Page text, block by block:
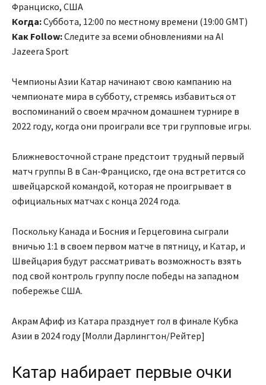
Франциско, США
Когда:Суббота, 12:00 по местному времени (19:00 GMT)
Как Follow:Следите за всеми обновлениями на Al
Jazeera Sport
Чемпионы Азии Катар начинают свою кампанию на
чемпионате мира в субботу, стремясь избавиться от
воспоминаний о своем мрачном домашнем турнире в
2022 году, когда они проиграли все три групповые игры.
Ближневосточной стране предстоит трудный первый
матч группы B в Сан-Франциско, где она встретится со
швейцарской командой, которая не проигрывает в
официальных матчах с конца 2024 года.
Поскольку Канада и Босния и Герцеговина сыграли
вничью 1:1 в своем первом матче в пятницу, и Катар, и
Швейцария будут рассматривать возможность взять
под свой контроль группу после победы на западном
побережье США.
Акрам Афиф из Катара празднует гол в финале Кубка
Азии в 2024 году [Молли Дарлингтон/Рейтер]
Катар набирает первые очки